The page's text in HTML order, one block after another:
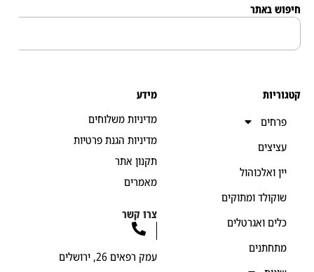
באתר
ואלכוהול
ומתוקים
ואגרטלים
מדיניות משלוחים
מדיניות הגנת פרטיות
תקנון אתר
צרו קשר
עמק רפאים 26, ירושלים